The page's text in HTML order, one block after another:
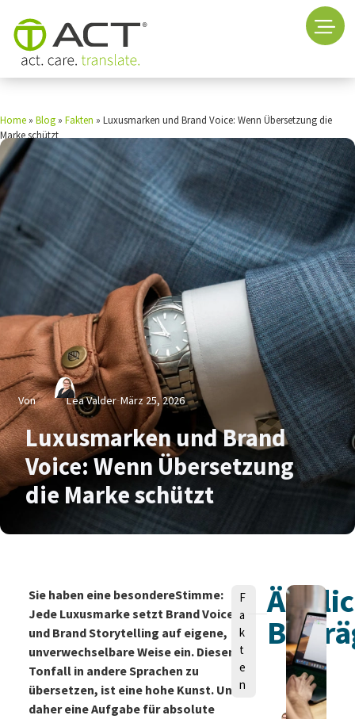
Home » Blog » Fakten » Luxusmarken und Brand Voice: Wenn Übersetzung die
Marke schützt
VonLea Valder März 25, 2026
Luxusmarken und Brand
Voice: Wenn Übersetzung
die Marke schützt
Sie haben eine besondereStimme:
Jede Luxusmarke setzt Brand Voice
und Brand Storytelling auf eigene,
unverwechselbare Weise ein. Diesen
Tonfall in andere Sprachen zu
übersetzen, ist eine hohe Kunst. Und
daher eine Aufgabe für absolute
V
o
n
F
a
k
t
e
n